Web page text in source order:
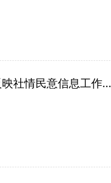
社情民意信息工作...